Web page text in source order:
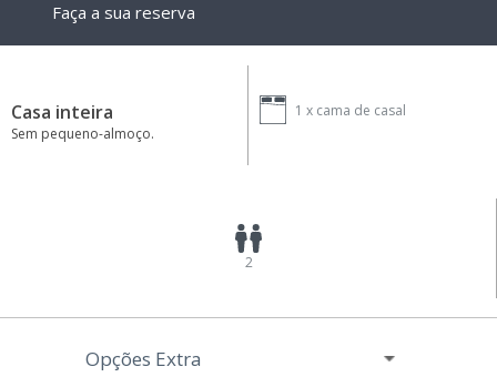
Faça a sua reserva
Casa inteira
Sem pequeno-almoço.
1 x cama de casal
2
Opções Extra